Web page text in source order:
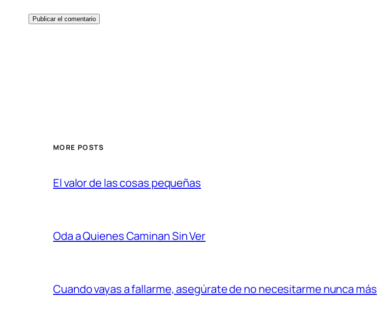
MORE POSTS
El valor de las cosas pequeñas
Oda a Quienes Caminan Sin Ver
Cuando vayas a fallarme, asegúrate de no necesitarme nunca más